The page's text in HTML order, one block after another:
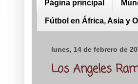
Página principal
Fútbol en África, Asia y
lunes, 14 de febrero de
Los Angeles